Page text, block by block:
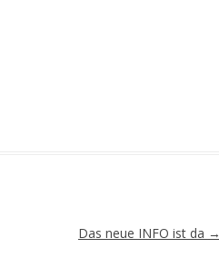
Das neue INFO ist da →